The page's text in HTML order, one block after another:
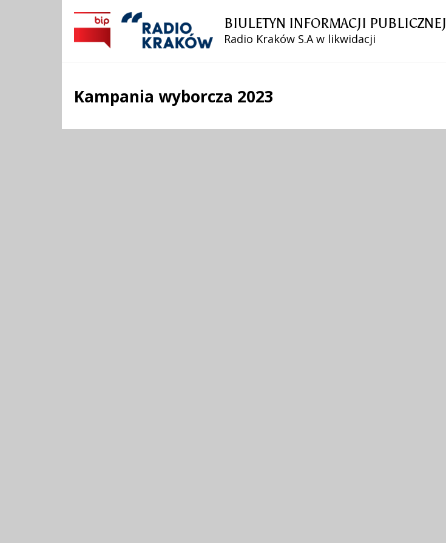
BIULETYN INFORMACJI PUBLICZNEJ
Radio Kraków S.A w likwidacji
Kampania wyborcza 2023
Treść